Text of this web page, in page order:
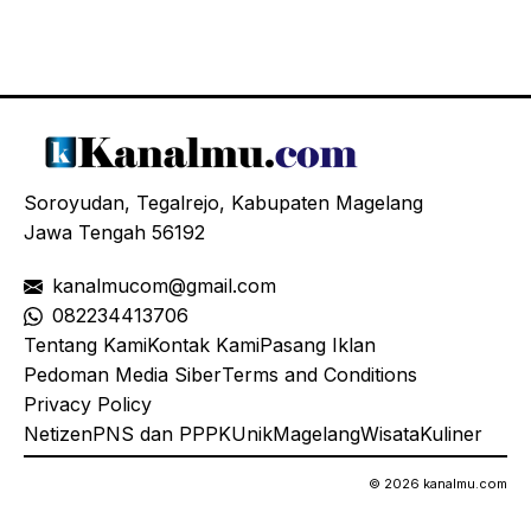
Soroyudan, Tegalrejo, Kabupaten Magelang
Jawa Tengah 56192
kanalmucom@gmail.com
082234413706
Tentang KamiKontak KamiPasang Iklan
Pedoman Media SiberTerms and Conditions
Privacy Policy
NetizenPNS dan PPPKUnikMagelangWisataKuliner
© 2026 kanalmu.com